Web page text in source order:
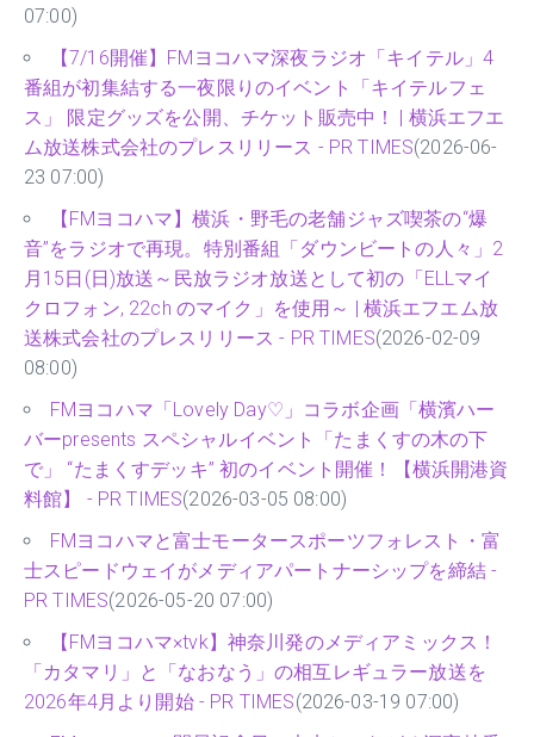
07:00)
【7/16開催】FMヨコハマ深夜ラジオ「キイテル」4
番組が初集結する一夜限りのイベント「キイテルフェ
ス」 限定グッズを公開、チケット販売中！ | 横浜エフエ
ム放送株式会社のプレスリリース - PR TIMES(2026-06-
23 07:00)
【FMヨコハマ】横浜・野毛の老舗ジャズ喫茶の“爆
音”をラジオで再現。特別番組「ダウンビートの人々」2
月15日(日)放送～民放ラジオ放送として初の「ELLマイ
クロフォン, 22ch のマイク」を使用～ | 横浜エフエム放
送株式会社のプレスリリース - PR TIMES(2026-02-09
08:00)
FMヨコハマ「Lovely Day♡」コラボ企画「横濱ハー
バーpresents スペシャルイベント「たまくすの木の下
で」 “たまくすデッキ” 初のイベント開催！【横浜開港資
料館】 - PR TIMES(2026-03-05 08:00)
FMヨコハマと富士モータースポーツフォレスト・富
士スピードウェイがメディアパートナーシップを締結 -
PR TIMES(2026-05-20 07:00)
【FMヨコハマ×tvk】神奈川発のメディアミックス！
「カタマリ」と「なおなう」の相互レギュラー放送を
2026年4月より開始 - PR TIMES(2026-03-19 07:00)